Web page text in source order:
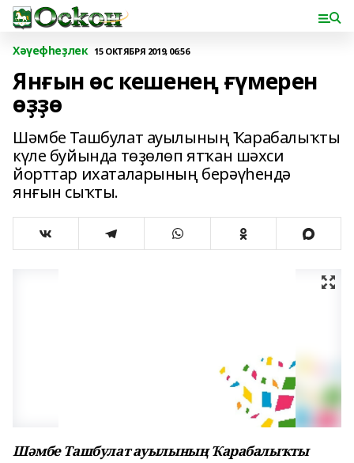
Хәүефһеҙлек 15 ОКТЯБРЯ 2019, 06:56
Янғын өс кешенең ғүмерен
өҙҙө
Шәмбе Ташбулат ауылының Ҡарабалыҡты
күле буйында төҙөлөп ятҡан шәхси
йорттар ихаталарының берәүһендә
янғын сыҡты.
Шәмбе Ташбулат ауылының Ҡарабалыҡты